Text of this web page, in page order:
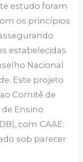
estudo foram
os princípios
estabelecidas
Nacional
Este projeto
Comitê de
Ensino
com CAAE:
sob parecer